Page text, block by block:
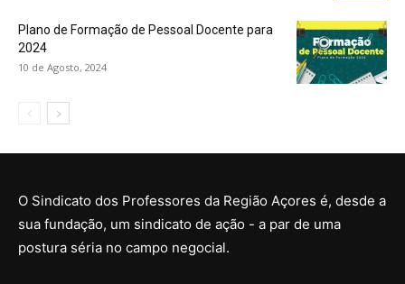
Plano de Formação de Pessoal Docente para
2024
10 de Agosto, 2024
O Sindicato dos Professores da Região Açores é, desde a
sua fundação, um sindicato de ação - a par de uma
postura séria no campo negocial.